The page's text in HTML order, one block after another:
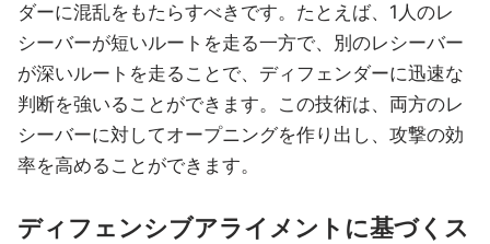
ダーに混乱をもたらすべきです。たとえば、1人のレ
シーバーが短いルートを走る一方で、別のレシーバー
が深いルートを走ることで、ディフェンダーに迅速な
判断を強いることができます。この技術は、両方のレ
シーバーに対してオープニングを作り出し、攻撃の効
率を高めることができます。
ディフェンシブアライメントに基づくス